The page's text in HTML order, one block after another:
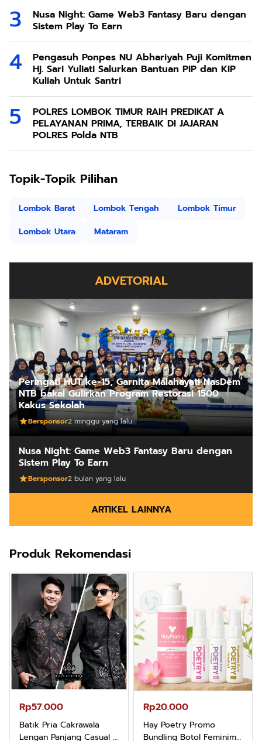
Nusa Night: Game Web3 Fantasy Baru dengan
Sistem Play To Earn
Pengasuh Ponpes NU Abhariyah Puji Komitmen
Hj. Sari Yuliati Salurkan Bantuan PIP dan KIP
Kuliah Untuk Santri
POLRES LOMBOK TIMUR RAIH PREDIKAT A
PELAYANAN PRIMA, TERBAIK DI JAJARAN
POLRES Polda NTB
Topik-Topik Pilihan
Lombok Barat Lombok Tengah
Lombok Timur
Lombok Utara
Mataram
ADVETORIAL
Peringati HUT ke-15, Garnita Malahayati NasDem
NTB bakal Gulirkan Program Restorasi 1500
Kakus Sekolah
Bersponsor2 minggu yang lalu
Nusa Night: Game Web3 Fantasy Baru dengan
Sistem Play To Earn
Bersponsor2 bulan yang lalu
ARTIKEL LAINNYA
Produk Rekomendasi
Rp57.000
Batik Pria Cakrawala
Lengan Panjang Casual -
Rp20.000
Hay Poetry Promo
Bundling Botol Feminim